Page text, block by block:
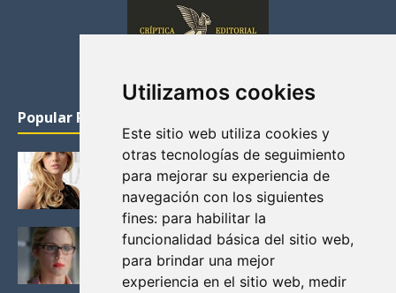
Utilizamos cookies
Este sitio web utiliza cookies y
otras tecnologías de seguimiento
para mejorar su experiencia de
navegación con los siguientes
fines: para habilitar la
funcionalidad básica del sitio web,
para brindar una mejor
experiencia en el sitio web, medir
Popular Posts
KATHERYN WINNICK: LA ACTRIZ MAS GUAPA DE
VIKINGOS
Junio 14, 2013
FELICITY (EMILY BETT RICKARDS), LAS FOTOS
MAS BONITAS DE LA ALIADA DE ARROW
Noviembre 30, 2013